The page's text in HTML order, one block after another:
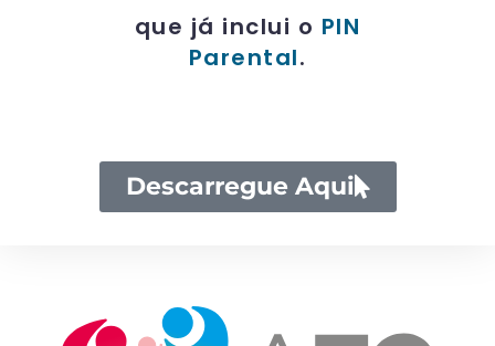
que já inclui o PIN
Parental.
Descarregue Aqui